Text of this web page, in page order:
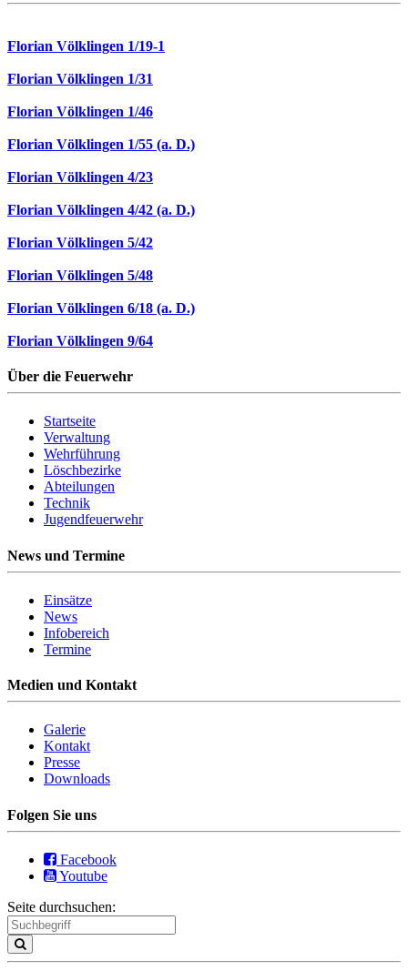
Florian Völklingen 1/19-1
Florian Völklingen 1/31
Florian Völklingen 1/46
Florian Völklingen 1/55 (a. D.)
Florian Völklingen 4/23
Florian Völklingen 4/42 (a. D.)
Florian Völklingen 5/42
Florian Völklingen 5/48
Florian Völklingen 6/18 (a. D.)
Florian Völklingen 9/64
Über die Feuerwehr
Startseite
Verwaltung
Wehrführung
Löschbezirke
Abteilungen
Technik
Jugendfeuerwehr
News und Termine
Einsätze
News
Infobereich
Termine
Medien und Kontakt
Galerie
Kontakt
Presse
Downloads
Folgen Sie uns
Facebook
Youtube
Seite durchsuchen: